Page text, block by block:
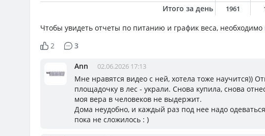
Итого за день 1961
Чтобы увидеть отчеты по питанию и график веса, необходимо
2
3
Ann 02.06.2026 17:13
Мне нравятся видео с ней, хотела тоже научится))
площадочку в лес - украли. Снова купила, снова
моя вера в человеков не выдержит.
Дома неудобно, и каждый раз под нее надо
пока не сложилось : )